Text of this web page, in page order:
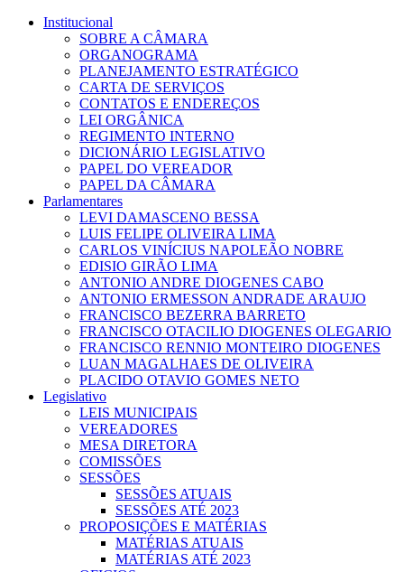
Institucional
SOBRE A CÂMARA
ORGANOGRAMA
PLANEJAMENTO ESTRATÉGICO
CARTA DE SERVIÇOS
CONTATOS E ENDEREÇOS
LEI ORGÂNICA
REGIMENTO INTERNO
DICIONÁRIO LEGISLATIVO
PAPEL DO VEREADOR
PAPEL DA CÂMARA
Parlamentares
LEVI DAMASCENO BESSA
LUIS FELIPE OLIVEIRA LIMA
CARLOS VINÍCIUS NAPOLEÃO NOBRE
EDISIO GIRÃO LIMA
ANTONIO ANDRE DIOGENES CABO
ANTONIO ERMESSON ANDRADE ARAUJO
FRANCISCO BEZERRA BARRETO
FRANCISCO OTACILIO DIOGENES OLEGARIO
FRANCISCO RENNIO MONTEIRO DIOGENES
LUAN MAGALHAES DE OLIVEIRA
PLACIDO OTAVIO GOMES NETO
Legislativo
LEIS MUNICIPAIS
VEREADORES
MESA DIRETORA
COMISSÕES
SESSÕES
SESSÕES ATUAIS
SESSÕES ATÉ 2023
PROPOSIÇÕES E MATÉRIAS
MATÉRIAS ATUAIS
MATÉRIAS ATÉ 2023